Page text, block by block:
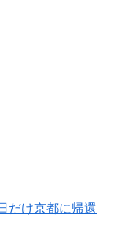
だけ京都に帰還